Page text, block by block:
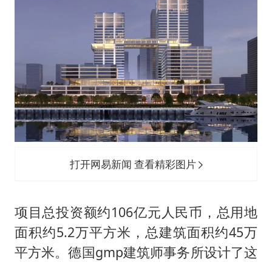
打开网易新闻 查看精彩图片
项目总投资额约106亿元人民币，总用地
面积约5.2万平方米，总建筑面积约45万
平方米。德国gmp建筑师事务所设计了这